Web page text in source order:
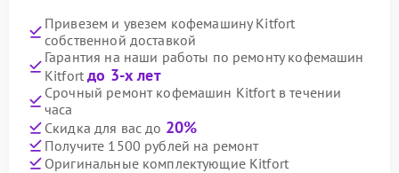
Привезем и увезем кофемашину Kitfort
собственной доставкой
Гарантия на наши работы по ремонту кофемашин
Kitfortдо 3-х лет
Срочный ремонт кофемашин Kitfort в течении
часа
Скидка для вас до 20%
Получите 1500 рублей на ремонт
Оригинальные комплектующие Kitfort